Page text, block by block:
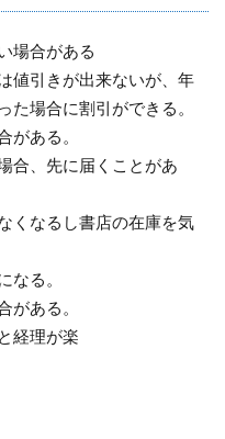
場合がある
値引きが出来ないが、年
た場合に割引ができる。
がある。
合、先に届くことがあ
くなるし書店の在庫を気
なる。
がある。
経理が楽